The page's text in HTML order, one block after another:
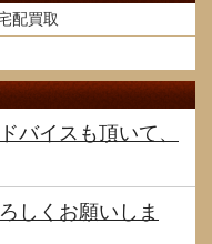
配買取
バイスも頂いて、
しくお願いしま